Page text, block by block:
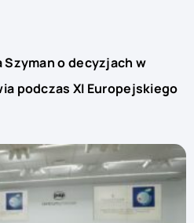
o decyzjach w
podczas XI Europejskiego